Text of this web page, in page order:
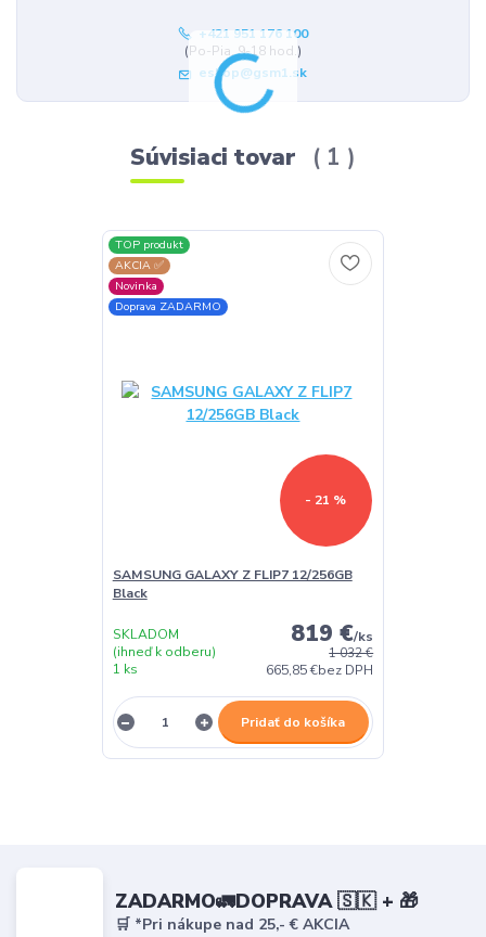
+421 951 176 100
(Po-Pia, 9-18 hod.)
eshop@gsm1.sk
Súvisiaci tovar 1
TOP produkt
AKCIA ✅
Novinka
Doprava ZADARMO
- 21 %
SAMSUNG GALAXY Z FLIP7 12/256GB
Black
1 032 €
819 €/ks
665,85 €bez DPH
SKLADOM
(ihneď k odberu)
1 ks
Pridať do košíka
ZADARMO🚛DOPRAVA 🇸🇰 + 🎁
🛒 *Pri nákupe nad 25,- € AKCIA